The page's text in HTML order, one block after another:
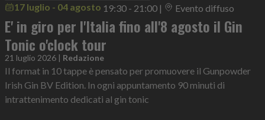
17 luglio - 04 agosto 19:30 - 21:00 | Evento diffuso
E' in giro per l'Italia fino all'8 agosto il Gin
Tonic o'clock tour
21 luglio 2026 | Redazione
Il format in 10 tappe è pensato per promuovere il Gunpowder
Irish Gin BV Edition. In ogni appuntamento 90 minuti di
intrattenimento dedicati al gin tonic